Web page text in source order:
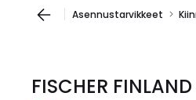
Asennustarvikkeet
FISCHER